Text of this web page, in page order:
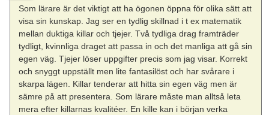
Som lärare är det viktigt att ha ögonen öppna för olika sätt att
visa sin kunskap. Jag ser en tydlig skillnad i t ex matematik
mellan duktiga killar och tjejer. Två tydliga drag framträder
tydligt, kvinnliga draget att passa in och det manliga att gå sin
egen väg. Tjejer löser uppgifter precis som jag visar. Korrekt
och snyggt uppställt men lite fantasilöst och har svårare i
skarpa lägen. Killar tenderar att hitta sin egen väg men är
sämre på att presentera. Som lärare måste man alltså leta
mera efter killarnas kvalitéer. En kille kan i början verka